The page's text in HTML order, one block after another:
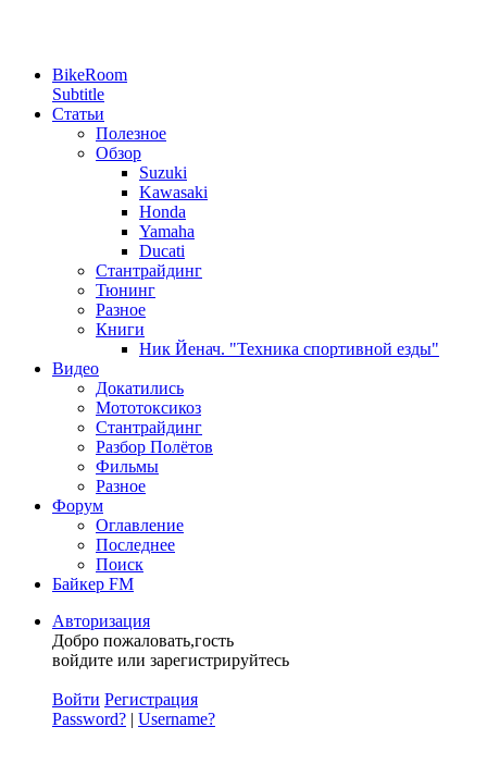
BikeRoom
Subtitle
Статьи
Полезное
Обзор
Suzuki
Kawasaki
Honda
Yamaha
Ducati
Стантрайдинг
Тюнинг
Разное
Книги
Ник Йенач. "Техника спортивной езды"
Видео
Докатились
Мототоксикоз
Стантрайдинг
Разбор Полётов
Фильмы
Разное
Форум
Оглавление
Последнее
Поиск
Байкер FM
Авторизация
Добро пожаловать,гость
войдите или зарегистрируйтесь
Войти Регистрация
Password? | Username?